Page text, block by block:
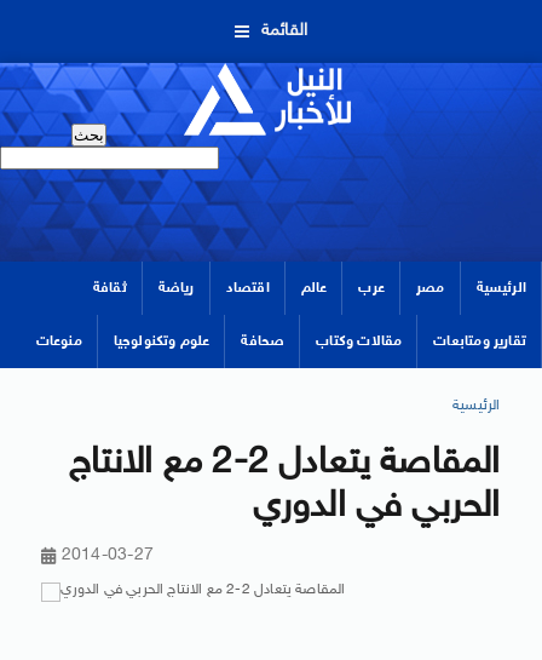
القائمة
الرئيسية مصر عرب عالم اقتصاد رياضة ثقافة
تقارير ومتابعات مقالات وكتاب صحافة علوم وتكنولوجيا منوعات
الرئيسية
المقاصة يتعادل 2-2 مع الانتاج
الحربي في الدوري
2014-03-27